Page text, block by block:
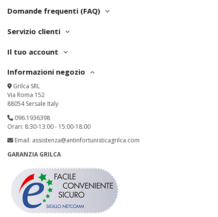
Domande frequenti (FAQ)
Servizio clienti
Il tuo account
Informazioni negozio
Grilca SRL
Via Roma 152
88054 Sersale Italy
096.1936398
Orari: 8:30-13:00 - 15:00-18:00
Email: assistenza@antinfortunisticagrilca.com
GARANZIA GRILCA